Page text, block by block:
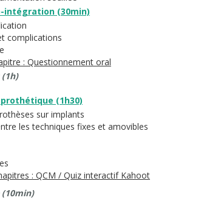
intégration (30min)
complications
: Questionnement oral
(1h)
(1h30)
sur implants
les techniques fixes et amovibles
: QCM / Quiz interactif Kahoot
(10min)